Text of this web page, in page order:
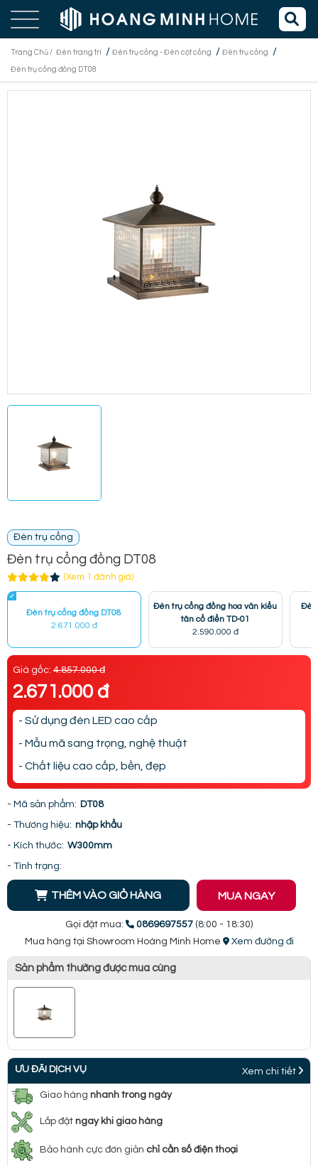
Trang Chủ / Đèn trang trí / Đèn trụ cổng - Đèn cột cổng / Đèn trụ cổng /
Đèn trụ cổng đồng DT08
Đèn trụ cổng
Đèn trụ cổng đồng DT08
(Xem 1 đánh giá)
Đèn trụ cổng đồng DT08
2.671.000 đ
Đèn trụ cổng đồng hoa văn kiểu
tân cổ điển TD-01
2.590.000 đ
Đèn
Giá gốc: 4.857.000 đ
2.671.000 đ
- Sử dụng đèn LED cao cấp
- Mẫu mã sang trọng, nghệ thuật
- Chất liệu cao cấp, bền, đẹp
- Mã sản phẩm: DT08
- Thương hiệu: nhập khẩu
- Kích thước: W300mm
- Tình trạng:
THÊM VÀO GIỎ HÀNG MUA NGAY
Gọi đặt mua: 0869697557 (8:00 - 18:30)
Mua hàng tại Showroom Hoàng Minh Home
Xem đường đi
Sản phẩm thường được mua cùng
ƯU ĐÃI DỊCH VỤ Xem chi tiết
Giao hàng nhanh trong ngày
Lắp đặt ngay khi giao hàng
Bảo hành cực đơn giản chỉ cần số điện thoại